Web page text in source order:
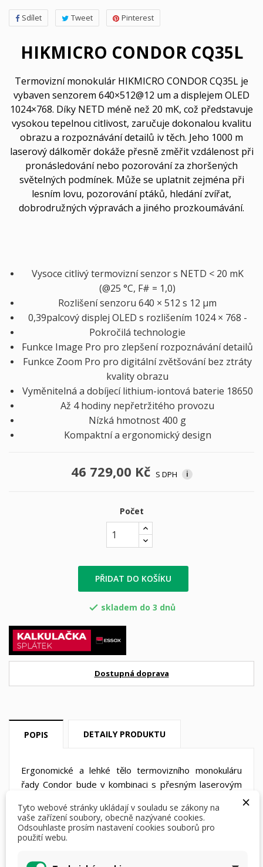
Sdílet Tweet Pinterest
HIKMICRO CONDOR CQ35L
Termovizní monokulár HIKMICRO CONDOR CQ35L je
vybaven senzorem 640×512@12 um a displejem OLED
1024×768. Díky NETD méně než 20 mK, což představuje
vysokou tepelnou citlivost, zaručuje dokonalou kvalitu
obrazu a rozpoznávání detailů iv těch. Jeho 1000 m
laserový dálkoměr dokáže přesně změřit vzdálenost při
pronásledování nebo pozorování za zhoršených
světelných podmínek. Může se uplatnit zejména při
lesním lovu, pozorování ptáků, hledání zvířat,
dobrodružných výpravách a jiného prozkoumávání.
Vysoce citlivý termovizní senzor s NETD < 20 mK
(@25 °C, F# = 1,0)
Rozlišení senzoru 640 × 512 s 12 μm
0,39palcový displej OLED s rozlišením 1024 × 768 -
Pokročilá technologie
Funkce Image Pro pro zlepšení rozpoznávání detailů
Funkce Zoom Pro pro digitální zvětšování bez ztráty
kvality obrazu
Vyměnitelná a dobíjecí lithium-iontová baterie 18650
Až 4 hodiny nepřetržitého provozu
Nízká hmotnost 400 g
Kompaktní a ergonomický design
46 729,00 Kč S DPH i
Počet
PŘIDAT DO KOŠÍKU
 skladem do 3 dnů
Dostupná doprava
POPIS DETAILY PRODUKTU
Ergonomické a lehké tělo termovizního monokuláru
řady Condor bude v kombinaci s přesným laserovým
Nechte se oslnit jednoduchostí, přesností, detailním
obrazem a spoustou dalších předností
tohotomonokuláru.
Teplotní citlivost 20 mK
×
Tyto webové stránky ukládají v souladu se zákony na
vaše zařízení soubory, obecně nazývané cookies.
Odsouhlaste prosím nastavení cookies souborů pro
použití webu.